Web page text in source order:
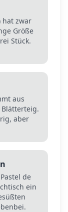
hat zwar
Größe
Stück.
aus
aber
de
ein